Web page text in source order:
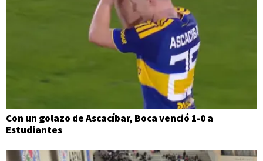
Con un golazo de Ascacíbar, Boca venció 1-0 a
Estudiantes